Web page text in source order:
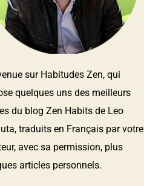
sur Habitudes Zen, qui
quelques uns des meilleurs
du blog Zen Habits de Leo
traduits en Français par votre
avec sa permission, plus
articles personnels.